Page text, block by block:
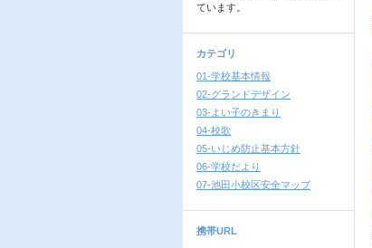
ています。
カテゴリ
01-学校基本情報
02-グランドデザイン
03-よい子のきまり
04-校歌
05-いじめ防止基本方針
06-学校だより
07-池田小校区安全マップ
携帯URL